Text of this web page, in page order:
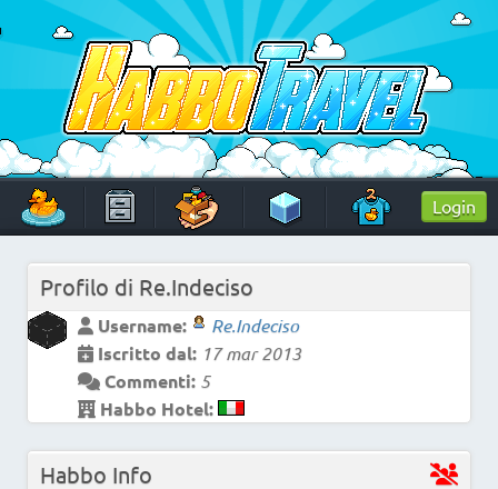
to
content
HabboTravel
Un viaggio di pixel!
Login
Profilo di Re.Indeciso
Username:
Re.Indeciso
Iscritto dal: 17 mar 2013
Commenti: 5
Habbo Hotel:
Habbo Info